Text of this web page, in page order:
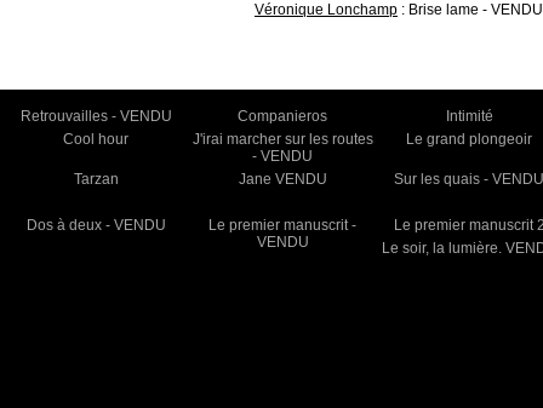
Véronique Lonchamp : Brise lame - VENDU
Retrouvailles - VENDU Companieros
Intimité
Cool hour
J'irai marcher sur les routes
- VENDU
Le grand plongeoir
Tarzan Jane VENDU Sur les quais -
Dos à deux - VENDU
Le premier manuscrit -
VENDU
Le premier manuscrit
Le soir, la lumière.